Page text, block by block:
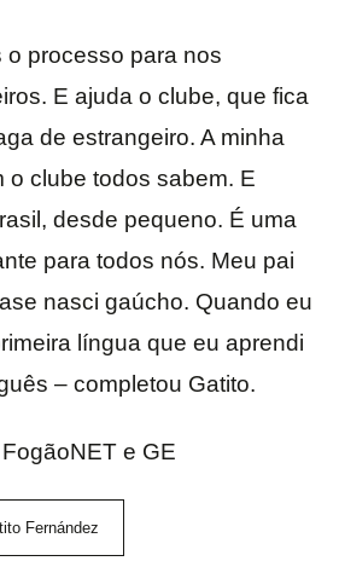
processo para nos
E ajuda o clube, que fica
de estrangeiro. A minha
o clube todos sabem. E
desde pequeno. É uma
para todos nós. Meu pai
nasci gaúcho. Quando eu
língua que eu aprendi
– completou Gatito.
e GE
Fernández